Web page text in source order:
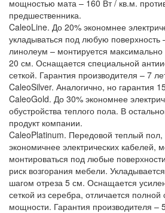
мощностью мата – 160 Вт / кв.м.
предшественника.
CaleoLine. До 20% экономнее
укладываться под любую поверхность
линолеум – монтируется
20 см. Оснащается специальной
сеткой. Гарантия производителя – 7
CaleoSilver. Аналогично, но гарантия
CaleoGold. До 30% экономнее
обустройства теплого пола. В
продукт компании.
CaleoPlatinum. Передовой теплый
экономичнее электрических кабелей,
монтироваться под любые
риск возгорания мебели.
шагом отреза 5 см. Оснащается
сеткой из серебра, отличается
мощности. Гарантия производителя –